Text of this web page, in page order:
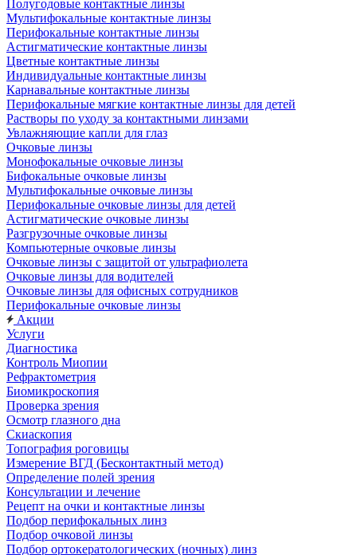
Полугодовые контактные линзы
Мультифокальные контактные линзы
Перифокальные контактные линзы
Астигматические контактные линзы
Цветные контактные линзы
Индивидуальные контактные линзы
Карнавальные контактные линзы
Перифокальные мягкие контактные линзы для детей
Растворы по уходу за контактными линзами
Увлажняющие капли для глаз
Очковые линзы
Монофокальные очковые линзы
Бифокальные очковые линзы
Мультифокальные очковые линзы
Перифокальные очковые линзы для детей
Астигматические очковые линзы
Разгрузочные очковые линзы
Компьютерные очковые линзы
Очковые линзы с защитой от ультрафиолета
Очковые линзы для водителей
Очковые линзы для офисных сотрудников
Перифокальные очковые линзы
Акции
Услуги
Диагностика
Контроль Миопии
Рефрактометрия
Биомикроскопия
Проверка зрения
Осмотр глазного дна
Скиаскопия
Топография роговицы
Измерение ВГД (Бесконтактный метод)
Определение полей зрения
Консультации и лечение
Рецепт на очки и контактные линзы
Подбор перифокальных линз
Подбор очковой линзы
Подбор ортокератологических (ночных) линз